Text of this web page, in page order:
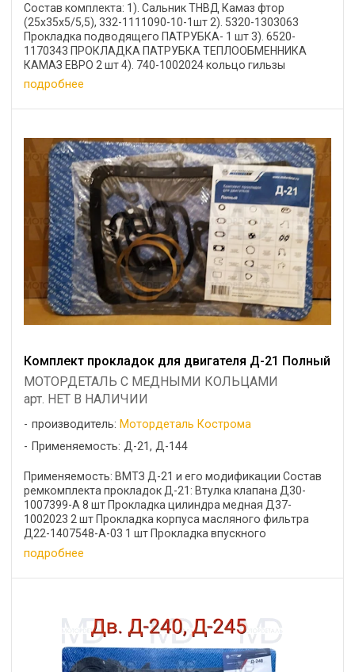
Состав комплекта: 1). Сальник ТНВД Камаз фтор
(25х35х5/5,5), 332-1111090-10-1шт 2). 5320-1303063
Прокладка подводящего ПАТРУБКА- 1 шт 3). 6520-
1170343 ПРОКЛАДКА ПАТРУБКА ТЕПЛООБМЕННИКА
КАМАЗ ЕВРО 2 шт 4). 740-1002024 кольцо гильзы
широкое-16 шт 5). ...
подробнее
Комплект прокладок для двигателя Д-21 Полный
МОТОРДЕТАЛЬ С МЕДНЫМИ КОЛЬЦАМИ
арт. НЕТ В НАЛИЧИИ
производитель: Мотордеталь Кострома
Применяемость: Д-21, Д-144
Применяемость: ВМТЗ Д-21 и его модификации Состав
ремкомплекта прокладок Д-21: Втулка клапана Д30-
1007399-А 8 шт Прокладка цилиндра медная Д37-
1002023 2 шт Прокладка корпуса масляного фильтра
Д22-1407548-А-03 1 шт Прокладка впускного
коллектора ...
подробнее